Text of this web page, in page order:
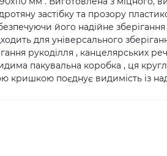
застібку та прозору
його надійне зберігання
для універсального
рукоділля , канцелярських
пакувальна коробка , ця
кришкою поєднує видимість із